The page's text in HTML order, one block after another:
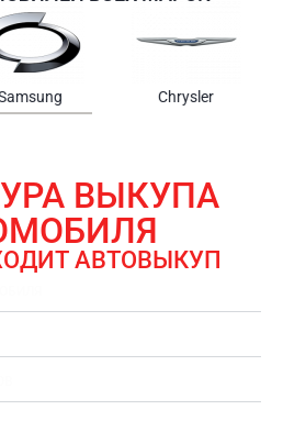
Chrysler Gmc
ВЫКУПА
АВТОВЫКУП